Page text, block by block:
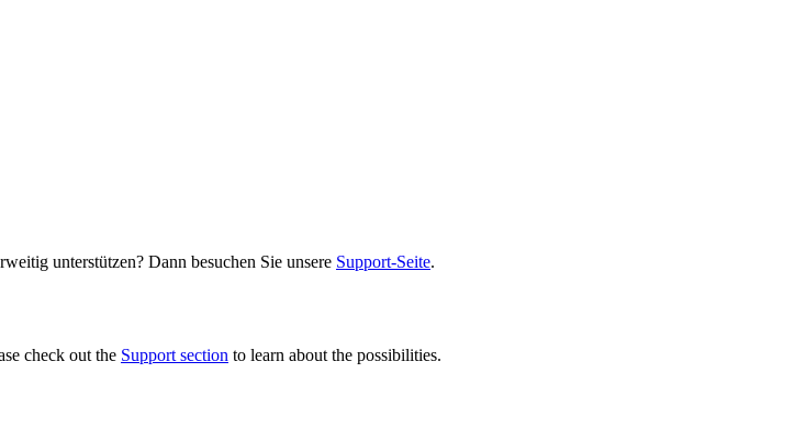
unterstützen? Dann besuchen Sie unsere Support-Seite.
check out the Support section to learn about the possibilities.